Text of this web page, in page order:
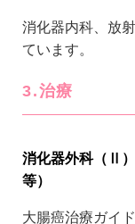
消化器内科、放
ています。
3.治療
消化器外科（Ⅱ
等）
大腸癌治療ガイ